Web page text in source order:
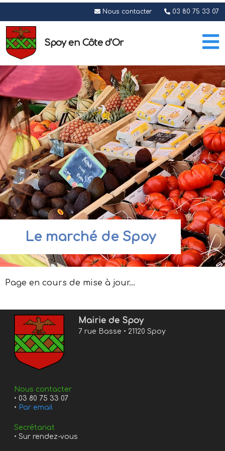
Nous contacter 03 80 75 33 07
Spoy en Côte d'Or
Le marché de Spoy
Page en cours de mise à jour…
Mairie de Spoy
7 rue Basse • 21120 Spoy
Nous contacter
• 03 80 75 33 07
• Par email
Secrétariat
• Sur rendez-vous